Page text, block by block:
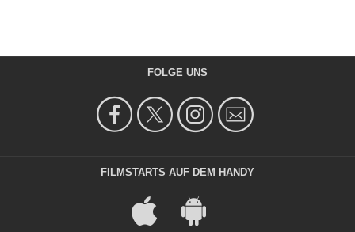
FOLGE UNS
FILMSTARTS AUF DEM HANDY